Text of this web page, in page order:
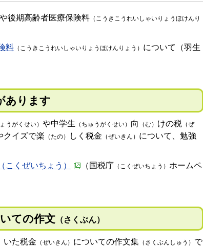
や後期高齢者医療保険料 （こうきこうれいしゃいりょうほけんり
料 （こうきこうれいしゃいりょうほけんりょう） について（羽生
あります
ょうがくせい） や中学生 （ちゅうがくせい） 向 （む） けの税 （ぜ
クイズで楽 （たの） しく税金 （ぜいきん） について、勉強
くぜいちょう）
（国税庁 （こくぜいちょう） ホームペ
ての作文 （さくぶん）
いた税金 （ぜいきん） についての作文集 （さくぶんしゅう） で